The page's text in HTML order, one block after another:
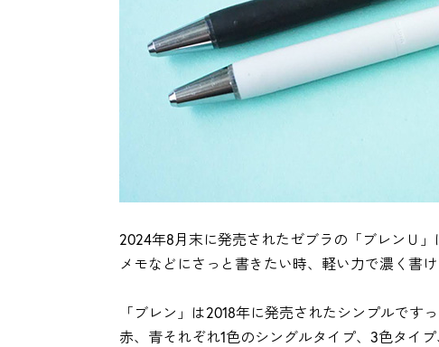
2024年8月末に発売されたゼブラの「ブレンＵ
メモなどにさっと書きたい時、軽い力で濃く書
「ブレン」は2018年に発売されたシンプルです
赤、青それぞれ1色のシングルタイプ、3色タイ